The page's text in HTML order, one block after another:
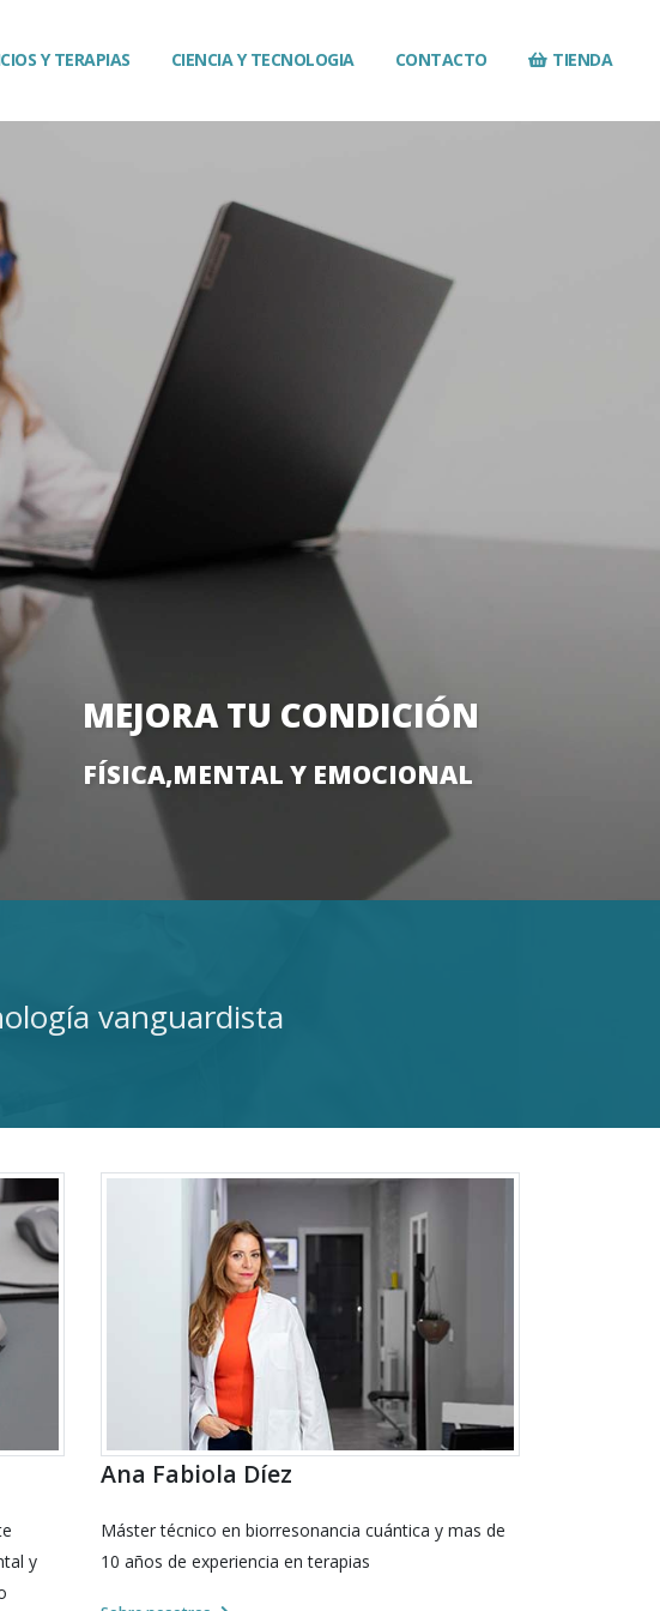
Y TERAPIAS CIENCIA Y TECNOLOGIA CONTACTO TIENDA
MEJORA TU CONDICIÓN
FÍ­SICA,MENTAL Y EMOCIONAL
vanguardista
y
Ana Fabiola Dí­ez
Máster técnico en biorresonancia cuántica y mas de
10 años de experiencia en terapias